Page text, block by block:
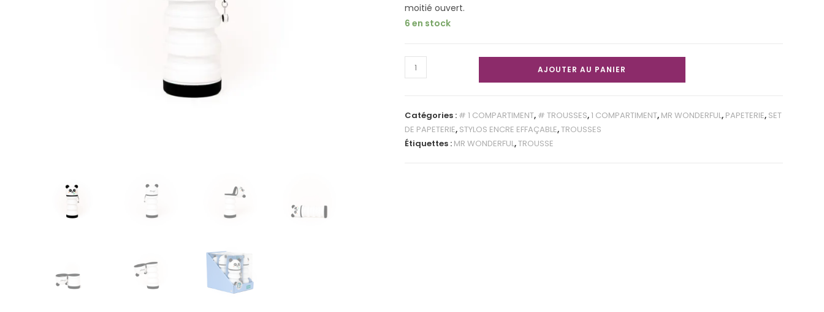
moitié ouvert.
6 en stock
AJOUTER AU PANIER
Catégories : # 1 COMPARTIMENT, # TROUSSES,1 COMPARTIMENT, MR WONDERFUL, PAPETERIE, SET
DE PAPETERIE, STYLOS ENCRE EFFAÇABLE,TROUSSES
Étiquettes : MR WONDERFUL,TROUSSE